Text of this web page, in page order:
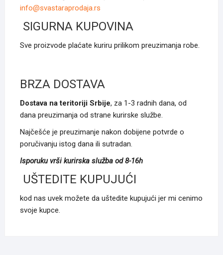
info@svastaraprodaja.rs
SIGURNA KUPOVINA
Sve proizvode plaćate kuriru prilikom preuzimanja robe.
BRZA DOSTAVA
Dostava na teritoriji Srbije, za 1-3 radnih dana, od
dana preuzimanja od strane kurirske službe.
Najčešće je preuzimanje nakon dobijene potvrde o
poručivanju istog dana ili sutradan.
Isporuku vrši kurirska služba od 8-16h
UŠTEDITE KUPUJUĆI
kod nas uvek možete da uštedite kupujući jer mi cenimo
svoje kupce.